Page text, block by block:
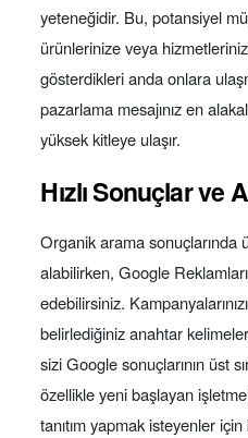
yeteneğidir. Bu, potansiyel
ürünlerinize veya
gösterdikleri anda onlara
pazarlama mesajınız en
yüksek kitleye ulaşır.
Hızlı Sonuçlar ve
Organik arama sonuçlarında
alabilirken, Google
edebilirsiniz.
belirlediğiniz anahtar
sizi Google sonuçlarının üst
özellikle yeni başlayan
tanıtım yapmak isteyenler